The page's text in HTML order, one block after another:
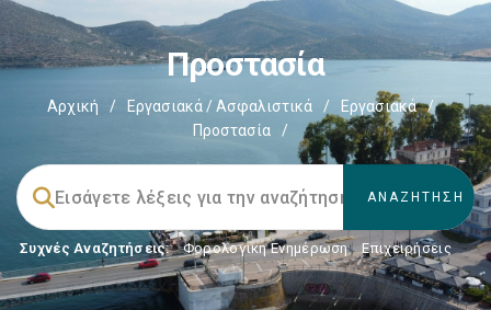
Προστασία
Αρχική / Εργασιακά / Ασφαλιστικά / Εργασιακά
/
Προστασία
/
Συχνές Αναζητήσεις: Φορολογικη Ενημέρωση, Επιχειρήσεις